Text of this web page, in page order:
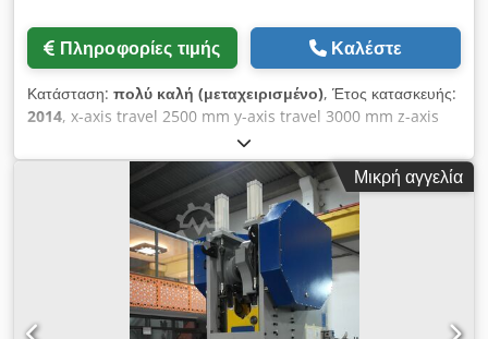
Πληροφορίες τιμής Καλέστε
Κατάσταση: πολύ καλή (μεταχειρισμένο), Έτος κατασκευής:
2014, x-axis travel 2500 mm y-axis travel 3000 mm z-axis
travel 1250 mm Control system: HEIDENHAIN iTNC530
Infinitely variable spindle speeds: 22,000 rpm C-axis: ±300°
Swivelling head: ±110° Tool holder: HSK 63 A Tool changer:
50 positions Total power requirement: 130 kW Machine
weight approx. 53.5 t Space requirements approx. 7.6 x 7.3
x 5.7 m This ZIMMERMANN FZ33c is immediately available
and in good condition. - NEW spindle received 6 months
ago Description: Technical data and work areas X-axis:
2500 mm Y-axis: 3000 mm Z-axis: 1250 mm A-axis: ±110° C-
Μικρή αγγελία